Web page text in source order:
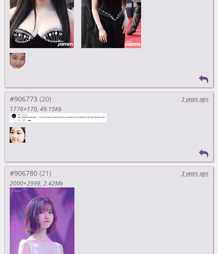
#906773
3 years ago
1776×170 49.15Kb
#906780
3 years ago
2000×2999 2.42Mb